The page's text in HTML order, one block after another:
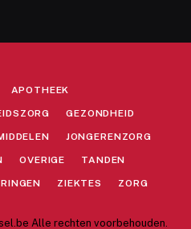
APOTHEEK
GEZONDHEID
JONGERENZORG
OVERIGE TANDEN
ZIEKTES ZORG
Alle rechten voorbehouden.